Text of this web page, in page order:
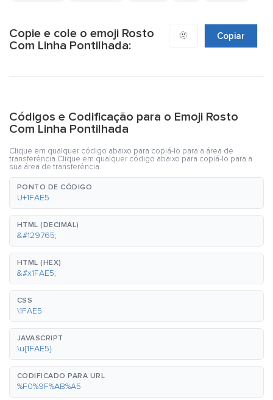
Copie e cole o emoji Rosto
Com Linha Pontilhada:
🫥 Copiar
Códigos e Codificação para o Emoji Rosto
Com Linha Pontilhada
Clique em qualquer código abaixo para copiá-lo para a área de
transferência.Clique em qualquer código abaixo para copiá-lo para a
sua área de transferência.
PONTO DE CÓDIGO
U+1FAE5
HTML (DECIMAL)
&#129765;
HTML (HEX)
&#x1FAE5;
CSS
\1FAE5
JAVASCRIPT
\u{1FAE5}
CODIFICADO PARA URL
%F0%9F%AB%A5